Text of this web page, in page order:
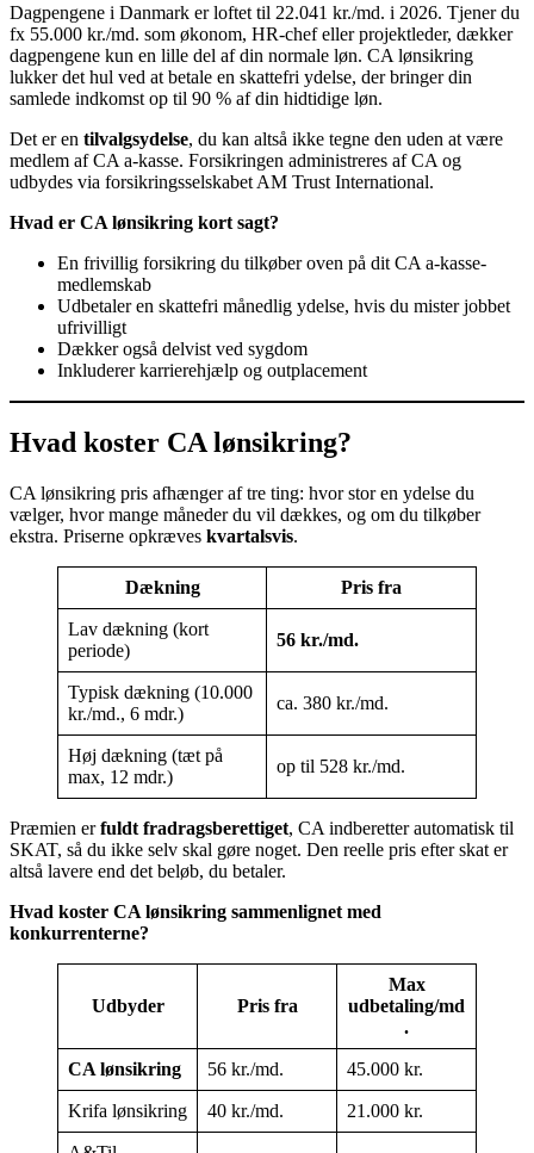
Dagpengene i Danmark er loftet til 22.041 kr./md. i 2026. Tjener du
fx 55.000 kr./md. som økonom, HR-chef eller projektleder, dækker
dagpengene kun en lille del af din normale løn. CA lønsikring
lukker det hul ved at betale en skattefri ydelse, der bringer din
samlede indkomst op til 90 % af din hidtidige løn.
Det er en tilvalgsydelse, du kan altså ikke tegne den uden at være
medlem af CA a-kasse. Forsikringen administreres af CA og
udbydes via forsikringsselskabet AM Trust International.
Hvad er CA lønsikring kort sagt?
En frivillig forsikring du tilkøber oven på dit CA a-kasse-
medlemskab
Udbetaler en skattefri månedlig ydelse, hvis du mister jobbet
ufrivilligt
Dækker også delvist ved sygdom
Inkluderer karrierehjælp og outplacement
Hvad koster CA lønsikring?
CA lønsikring pris afhænger af tre ting: hvor stor en ydelse du
vælger, hvor mange måneder du vil dækkes, og om du tilkøber
ekstra. Priserne opkræves kvartalsvis.
Dækning Pris fra
Lav dækning (kort
periode)
56 kr./md.
Typisk dækning (10.000
kr./md., 6 mdr.)
ca. 380 kr./md.
Høj dækning (tæt på
max, 12 mdr.)
op til 528 kr./md.
Præmien erfuldt fradragsberettiget, CA indberetter automatisk til
SKAT, så du ikke selv skal gøre noget. Den reelle pris efter skat er
altså lavere end det beløb, du betaler.
Hvad koster CA lønsikring sammenlignet med
konkurrenterne?
Udbyder Pris fra
Max
udbetaling/md
.
CA lønsikring 56 kr./md. 45.000 kr.
Krifa lønsikring 40 kr./md. 21.000 kr.